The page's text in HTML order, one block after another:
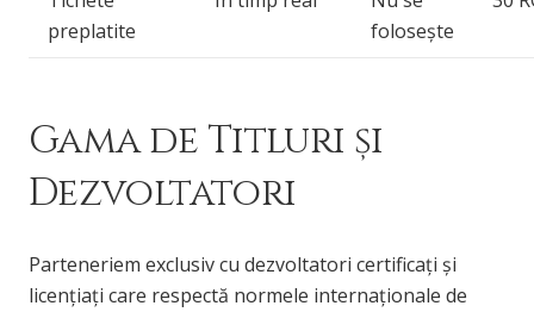
preplatite
folosește
Gama de Titluri și
Dezvoltatori
Parteneriem exclusiv cu dezvoltatori certificați și
licențiați care respectă normele internaționale de